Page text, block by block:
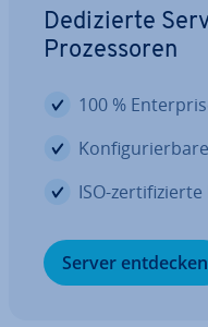
De­di­zier­te
Pro­zes­so­ren
100 %
ISO-
Server entdecken